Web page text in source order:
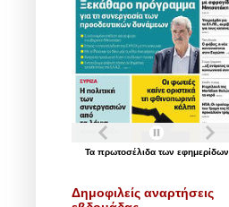
Τα πρωτοσέλιδα των εφημερίδων
Δημοφιλείς αναρτήσεις